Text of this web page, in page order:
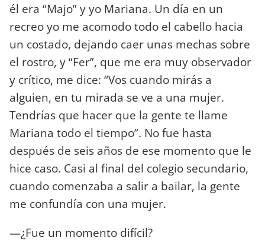
él era “Majo” y yo Mariana. Un día en un
recreo yo me acomodo todo el cabello hacia
un costado, dejando caer unas mechas sobre
el rostro, y “Fer”, que me era muy observador
y crítico, me dice: “Vos cuando mirás a
alguien, en tu mirada se ve a una mujer.
Tendrías que hacer que la gente te llame
Mariana todo el tiempo”. No fue hasta
después de seis años de ese momento que le
hice caso. Casi al final del colegio secundario,
cuando comenzaba a salir a bailar, la gente
me confundía con una mujer.
—¿Fue un momento difícil?